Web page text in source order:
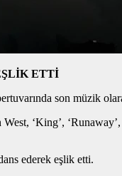
ETTİ
son müzik
‘King’,
ederek eşlik etti.